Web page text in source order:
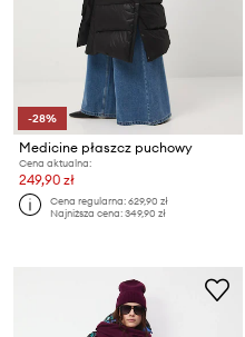
-28%
Medicine płaszcz puchowy
Cena aktualna:
249,90 zł
Cena regularna:629,90 zł
Najniższa cena:349,90 zł